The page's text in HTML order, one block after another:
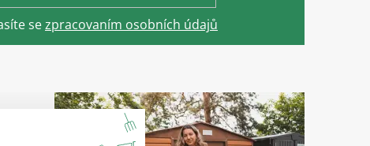
sezpracovaním osobních údajů